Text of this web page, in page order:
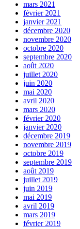
mars 2021
février 2021
janvier 2021
décembre 2020
novembre 2020
octobre 2020
septembre 2020
août 2020
juillet 2020
juin 2020
mai 2020
avril 2020
mars 2020
février 2020
janvier 2020
décembre 2019
novembre 2019
octobre 2019
septembre 2019
août 2019
juillet 2019
juin 2019
mai 2019
avril 2019
mars 2019
février 2019